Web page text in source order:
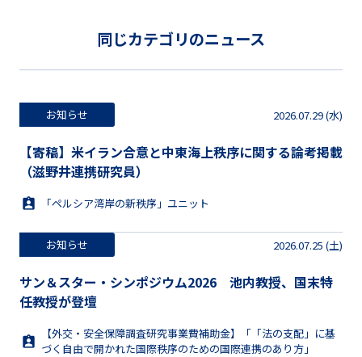
同じカテゴリのニュース
お知らせ 2026.07.29 (水)
【寄稿】米イラン合意と中東海上秩序に関する論考掲載
（滋野井連携研究員）
「ペルシア湾岸の新秩序」ユニット
お知らせ 2026.07.25 (土)
サン＆スター・シンポジウム2026 池内教授、国末特
任教授が登壇
【外交・安全保障調査研究事業費補助金】「「法の支配」に基
づく自由で開かれた国際秩序のための国際連携のあり方」